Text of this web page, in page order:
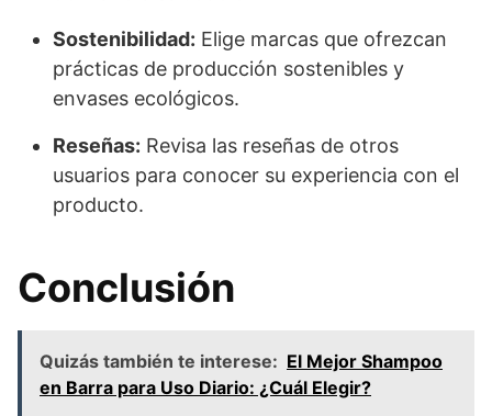
Sostenibilidad: Elige marcas que ofrezcan
prácticas de producción sostenibles y
envases ecológicos.
Reseñas: Revisa las reseñas de otros
usuarios para conocer su experiencia con el
producto.
Conclusión
Quizás también te interese: El Mejor Shampoo
en Barra para Uso Diario: ¿Cuál Elegir?